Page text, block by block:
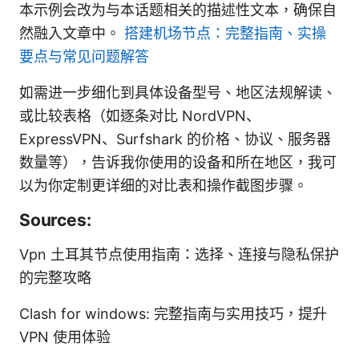
本示例会改为与本话题相关的描述性文本，确保自
然融入文章中。 搭建机场节点：完整指南、实操
要点与常见问题解答
如需进一步细化到具体设备型号、地区法规解读、
或比较表格（如逐条对比 NordVPN、
ExpressVPN、Surfshark 的价格、协议、服务器
数量等），告诉我你使用的设备和所在地区，我可
以为你定制更详细的对比表和操作截图步骤。
Sources:
Vpn 土耳其节点使用指南：选择、连接与隐私保护
的完整攻略
Clash for windows: 完整指南与实用技巧，提升
VPN 使用体验